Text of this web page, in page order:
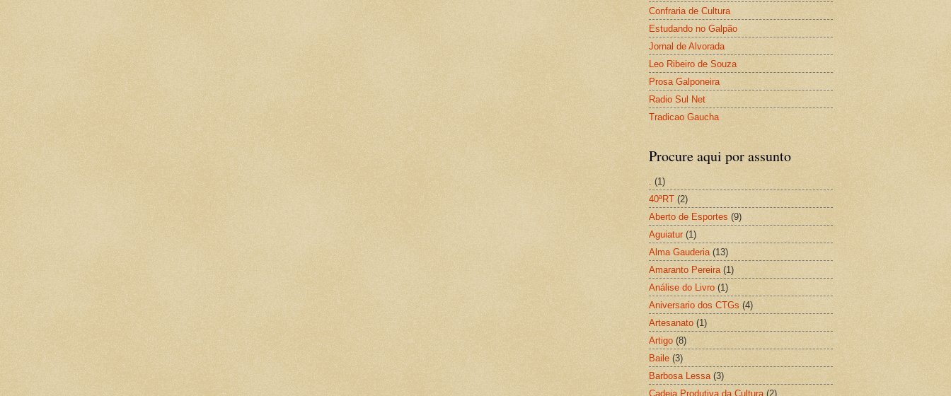
Confraria de Cultura
Estudando no Galpão
Jornal de Alvorada
Leo Ribeiro de Souza
Prosa Galponeira
Radio Sul Net
Tradicao Gaucha
Procure aqui por assunto
(1)
40ªRT (2)
Aberto de Esportes (9)
Aguiatur (1)
Alma Gauderia (13)
Amaranto Pereira (1)
Análise do Livro (1)
Aniversario dos CTGs (4)
Artesanato (1)
Artigo (8)
Baile (3)
Barbosa Lessa (3)
Cadeia Produtiva da Cultura (2)